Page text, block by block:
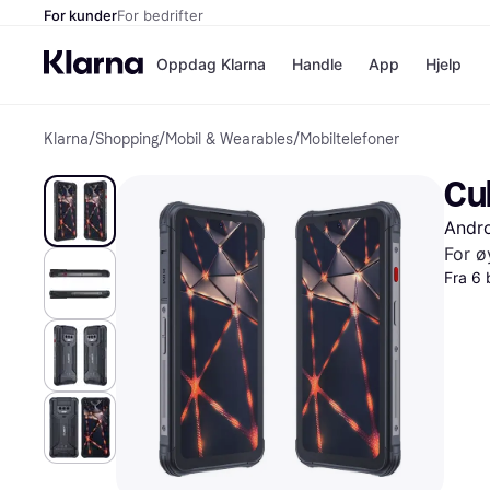
For kunderFor bedrifter
Oppdag Klarna
Betal nå
Betal i 3
Betal innen
Finansiering
Handle App Hjelp
Klarna/Shopping/Mobil & Wearables/Mobiltelefoner
For
Fra 6